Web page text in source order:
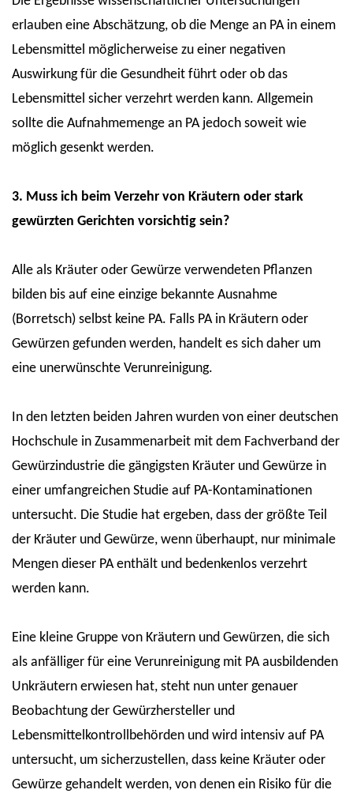
erlauben eine Abschätzung, ob die Menge an PA in einem
Lebensmittel möglicherweise zu einer negativen
Auswirkung für die Gesundheit führt oder ob das
Lebensmittel sicher verzehrt werden kann. Allgemein
sollte die Aufnahmemenge an PA jedoch soweit wie
möglich gesenkt werden.
3. Muss ich beim Verzehr von Kräutern oder stark
gewürzten Gerichten vorsichtig sein?
Alle als Kräuter oder Gewürze verwendeten Pflanzen
bilden bis auf eine einzige bekannte Ausnahme
(Borretsch) selbst keine PA. Falls PA in Kräutern oder
Gewürzen gefunden werden, handelt es sich daher um
eine unerwünschte Verunreinigung.
In den letzten beiden Jahren wurden von einer deutschen
Hochschule in Zusammenarbeit mit dem Fachverband der
Gewürzindustrie die gängigsten Kräuter und Gewürze in
einer umfangreichen Studie auf PA-Kontaminationen
untersucht. Die Studie hat ergeben, dass der größte Teil
der Kräuter und Gewürze, wenn überhaupt, nur minimale
Mengen dieser PA enthält und bedenkenlos verzehrt
werden kann.
Eine kleine Gruppe von Kräutern und Gewürzen, die sich
als anfälliger für eine Verunreinigung mit PA ausbildenden
Unkräutern erwiesen hat, steht nun unter genauer
Beobachtung der Gewürzhersteller und
Lebensmittelkontrollbehörden und wird intensiv auf PA
untersucht, um sicherzustellen, dass keine Kräuter oder
Gewürze gehandelt werden, von denen ein Risiko für die